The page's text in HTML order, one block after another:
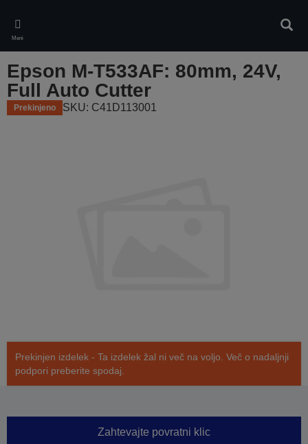
main
content
Meni
Epson M-T533AF: 80mm, 24V,
Full Auto Cutter
Prekinjeno SKU: C41D113001
Prekinjen izdelek - Ta izdelek žal ni več na voljo. Več o nadaljnji
podpori preberite spodaj.
Zahtevajte povratni klic